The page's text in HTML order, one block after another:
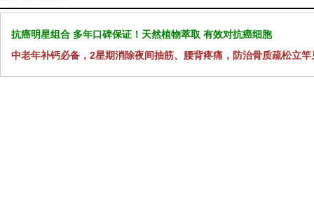
抗癌明星组合 多年口碑保证！天然植物萃取 有效对抗癌细胞
中老年补钙必备，2星期消除夜间抽筋、腰背疼痛，防治骨质疏松立竿